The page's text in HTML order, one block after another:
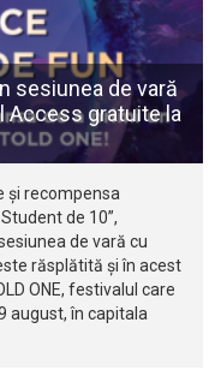
sesiunea de vară
Access gratuite la
și recompensa
de 10”,
de vară cu
răsplătită și în acest
ONE, festivalul care
august, în capitala